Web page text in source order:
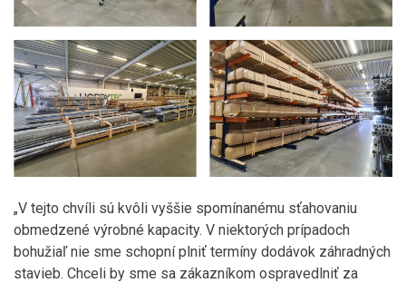
„V tejto chvíli sú kvôli vyššie spomínanému sťahovaniu
obmedzené výrobné kapacity. V niektorých prípadoch
bohužiaľ nie sme schopní plniť termíny dodávok záhradných
stavieb. Chceli by sme sa zákazníkom ospravedlniť za